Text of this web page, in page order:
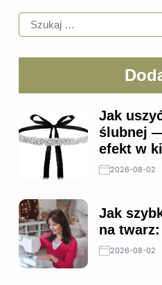
Jak
ślubnej
efekt w
2026-08-02
Jak
na
2026-08-02